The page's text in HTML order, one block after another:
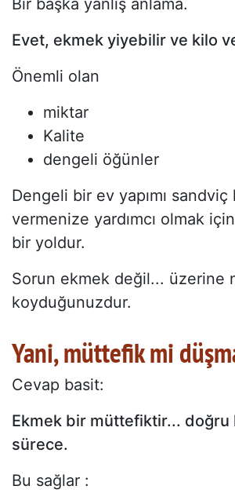
Bir başka yanlış anlama.
Evet, ekmek yiyebilir ve kilo
Önemli olan
miktar
Kalite
dengeli öğünler
Dengeli bir ev yapımı sandviç
vermenize yardımcı olmak
bir yoldur.
Sorun ekmek değil... üzerine
koyduğunuzdur.
Yani, müttefik mi
Cevap basit:
Ekmek bir müttefiktir... doğru
sürece.
Bu sağlar :